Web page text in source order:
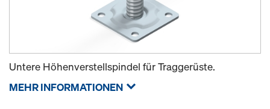
Untere Höhenverstellspindel für Traggerüste.
MEHR INFORMATIONEN